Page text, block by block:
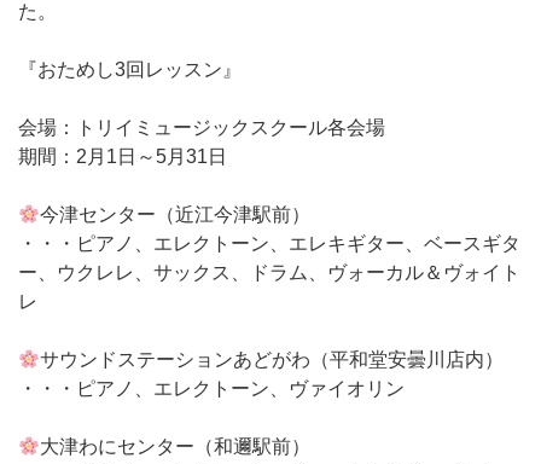
た。
『おためし3回レッスン』
会場：トリイミュージックスクール各会場
期間：2月1日～5月31日
今津センター（近江今津駅前）
・・・ピアノ、エレクトーン、エレキギター、ベースギタ
ー、ウクレレ、サックス、ドラム、ヴォーカル＆ヴォイト
レ
サウンドステーションあどがわ（平和堂安曇川店内）
・・・ピアノ、エレクトーン、ヴァイオリン
大津わにセンター（和邇駅前）